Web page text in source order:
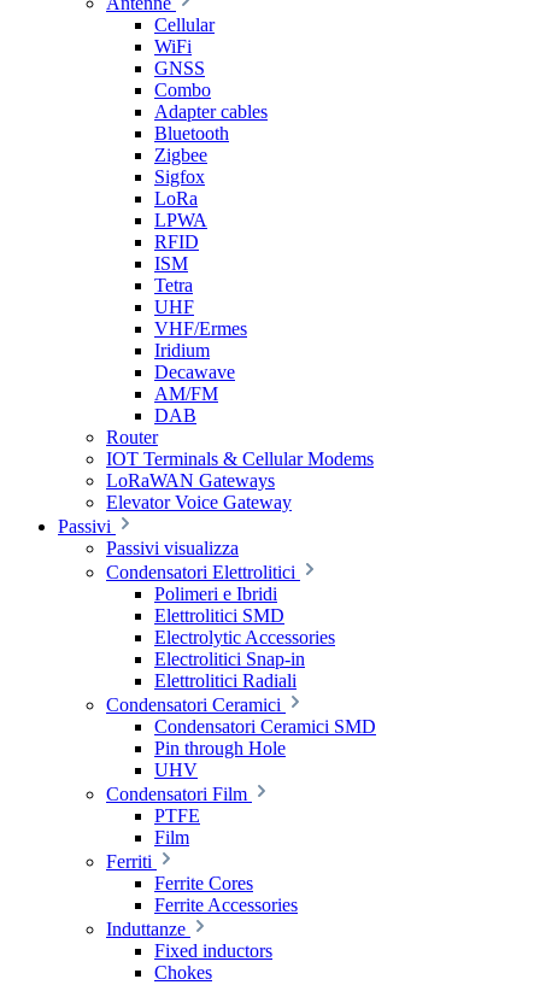
Cellular
WiFi
GNSS
Combo
Adapter cables
Bluetooth
Zigbee
Sigfox
LoRa
LPWA
RFID
ISM
Tetra
UHF
VHF/Ermes
Iridium
Decawave
AM/FM
DAB
Router
IOT Terminals & Cellular Modems
LoRaWAN Gateways
Elevator Voice Gateway
Passivi
Passivi visualizza
Condensatori Elettrolitici
Polimeri e Ibridi
Elettrolitici SMD
Electrolytic Accessories
Electrolitici Snap-in
Elettrolitici Radiali
Condensatori Ceramici
Condensatori Ceramici SMD
Pin through Hole
UHV
Condensatori Film
PTFE
Film
Ferriti
Ferrite Cores
Ferrite Accessories
Induttanze
Fixed inductors
Chokes